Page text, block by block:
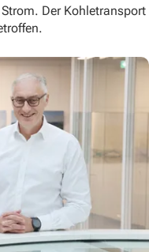
Der Kohletransport